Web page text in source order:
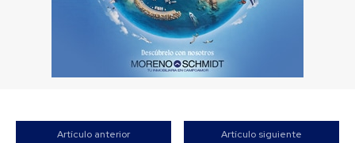
Artículo anterior Artículo siguiente